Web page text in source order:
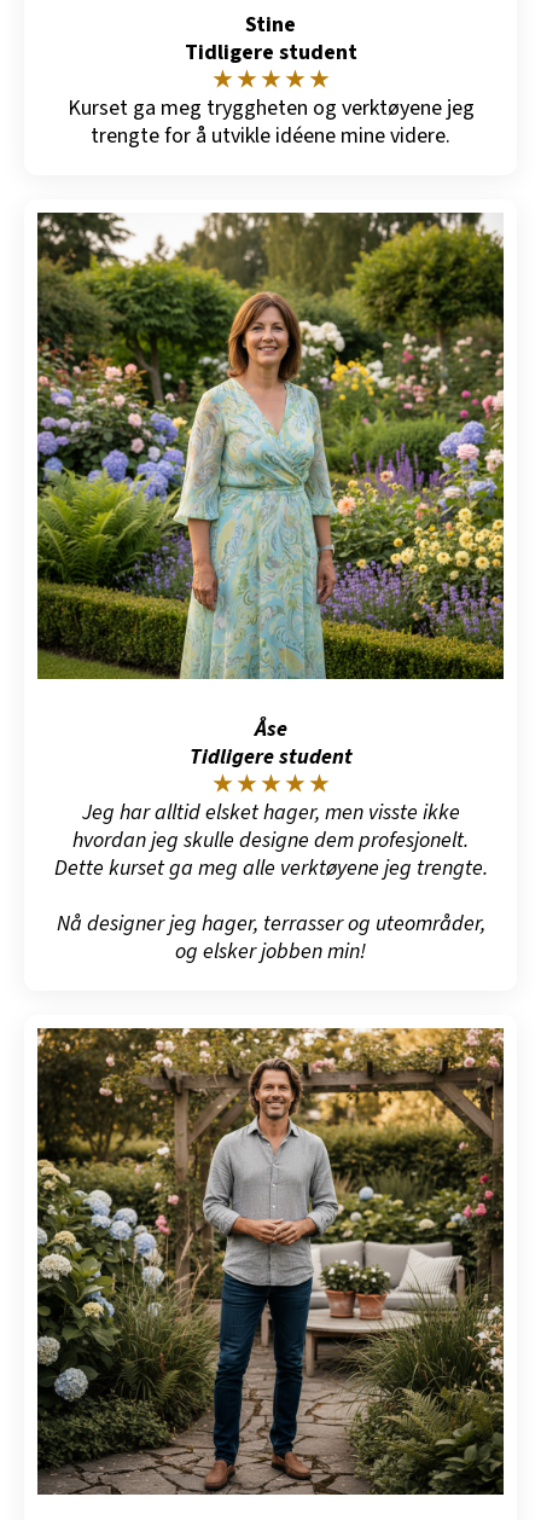
Stine
Tidligere student
★ ★ ★ ★ ★
Kurset ga meg tryggheten og verktøyene jeg
trengte for å utvikle idéene mine videre.
Åse
Tidligere student
★ ★ ★ ★ ★
Jeg har alltid elsket hager, men visste ikke
hvordan jeg skulle designe dem profesjonelt.
Dette kurset ga meg alle verktøyene jeg trengte.
Nå designer jeg hager, terrasser og uteområder,
og elsker jobben min!